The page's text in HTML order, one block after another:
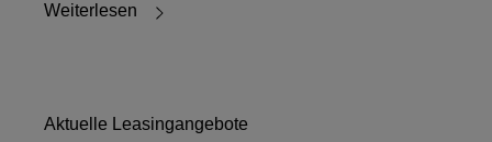
Weiterlesen
Aktuelle Leasingangebote